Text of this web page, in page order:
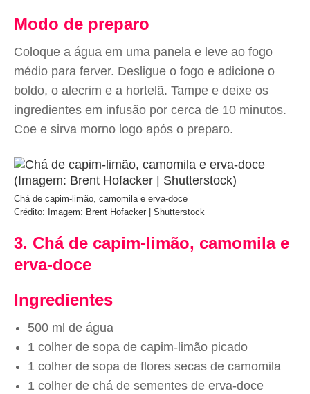
Modo de preparo
Coloque a água em uma panela e leve ao fogo
médio para ferver. Desligue o fogo e adicione o
boldo, o alecrim e a hortelã. Tampe e deixe os
ingredientes em infusão por cerca de 10 minutos.
Coe e sirva morno logo após o preparo.
Chá de capim-limão, camomila e erva-doce
Crédito: Imagem: Brent Hofacker | Shutterstock
3. Chá de capim-limão, camomila e
erva-doce
Ingredientes
500 ml de água
1 colher de sopa de capim-limão picado
1 colher de sopa de flores secas de camomila
1 colher de chá de sementes de erva-doce